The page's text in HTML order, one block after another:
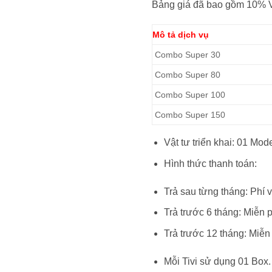
Bảng giá đã bao gồm 10%
Mô tả dịch vụ
Combo Super 30
Combo Super 80
Combo Super 100
Combo Super 150
Vật tư triển khai: 01
Hình thức thanh toán:
Trả sau từng tháng: Phí
Trả trước 6 tháng: Miễn
Trả trước 12 tháng:
Mỗi Tivi sử dụng 01